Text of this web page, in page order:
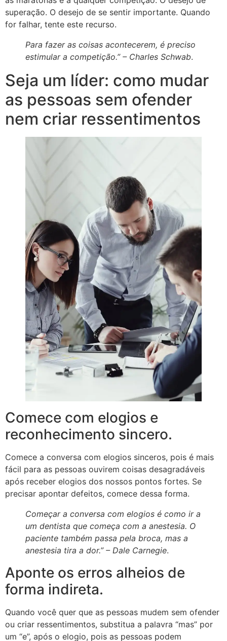
superação. O desejo de se sentir importante. Quando
for falhar, tente este recurso.
Para fazer as coisas acontecerem, é preciso
estimular a competição.” – Charles Schwab.
Seja um líder: como mudar
as pessoas sem ofender
nem criar ressentimentos
Comece com elogios e
reconhecimento sincero.
Comece a conversa com elogios sinceros, pois é mais
fácil para as pessoas ouvirem coisas desagradáveis
após receber elogios dos nossos pontos fortes. Se
precisar apontar defeitos, comece dessa forma.
Começar a conversa com elogios é como ir a
um dentista que começa com a anestesia. O
paciente também passa pela broca, mas a
anestesia tira a dor.” – Dale Carnegie.
Aponte os erros alheios de
forma indireta.
Quando você quer que as pessoas mudem sem ofender
ou criar ressentimentos, substitua a palavra “mas” por
um “e”, após o elogio, pois as pessoas podem